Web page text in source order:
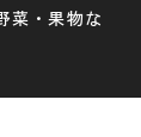
菜・果物な